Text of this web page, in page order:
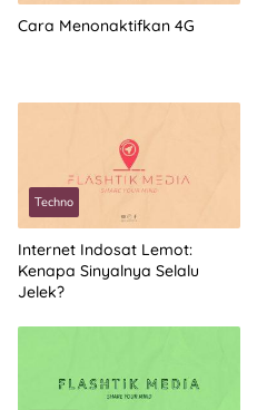
Cara Menonaktifkan 4G
Techno
Internet Indosat Lemot:
Kenapa Sinyalnya Selalu
Jelek?